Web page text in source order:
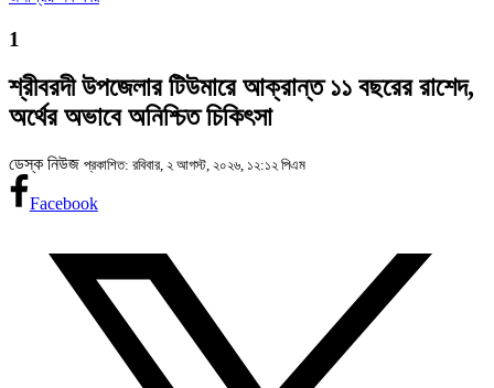
1
শ্রীবরদী উপজেলার টিউমারে আক্রান্ত ১১ বছরের রাশেদ,
অর্থের অভাবে অনিশ্চিত চিকিৎসা
ডেস্ক নিউজ প্রকাশিত: রবিবার, ২ আগস্ট, ২০২৬, ১২:১২ পিএম
Facebook